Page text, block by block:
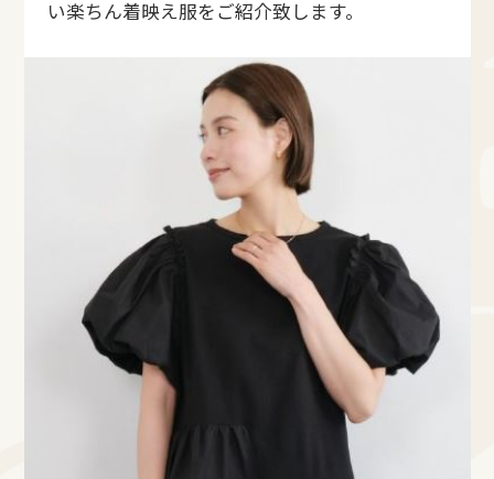
い楽ちん着映え服をご紹介致します。